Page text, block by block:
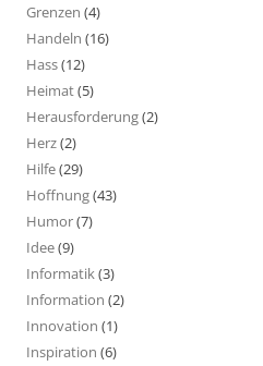
Grenzen (4)
Handeln (16)
Hass(12)
Heimat(5)
Herausforderung(2)
Herz(2)
Hilfe(29)
Hoffnung(43)
Humor(7)
Idee(9)
Informatik(3)
Information (2)
Innovation (1)
Inspiration (6)